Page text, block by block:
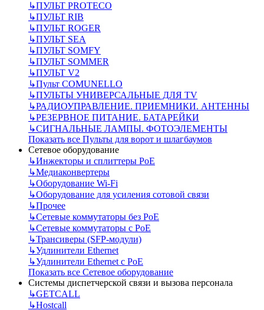
↳ПУЛЬТ PROTECO
↳ПУЛЬТ RIB
↳ПУЛЬТ ROGER
↳ПУЛЬТ SEA
↳ПУЛЬТ SOMFY
↳ПУЛЬТ SOMMER
↳ПУЛЬТ V2
↳Пульт СOMUNELLO
↳ПУЛЬТЫ УНИВЕРСАЛЬНЫЕ ДЛЯ TV
↳РАДИОУПРАВЛЕНИЕ. ПРИЕМНИКИ. АНТЕННЫ
↳РЕЗЕРВНОЕ ПИТАНИЕ. БАТАРЕЙКИ
↳СИГНАЛЬНЫЕ ЛАМПЫ. ФОТОЭЛЕМЕНТЫ
Показать все Пульты для ворот и шлагбаумов
Сетевое оборудование
↳Инжекторы и сплиттеры РоЕ
↳Медиаконвертеры
↳Оборудование Wi-Fi
↳Оборудование для усиления сотовой связи
↳Прочее
↳Сетевые коммутаторы без РоЕ
↳Сетевые коммутаторы с РоЕ
↳Трансиверы (SFP-модули)
↳Удлинители Ethernet
↳Удлинители Ethernet с PoE
Показать все Сетевое оборудование
Системы диспетчерской связи и вызова персонала
↳GETCALL
↳Hostcall